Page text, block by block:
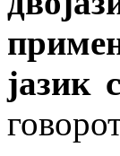
јазик